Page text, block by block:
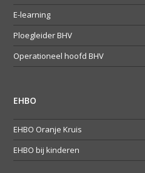
E-learning
Ploegleider BHV
Operationeel hoofd BHV
EHBO
EHBO Oranje Kruis
EHBO bij kinderen